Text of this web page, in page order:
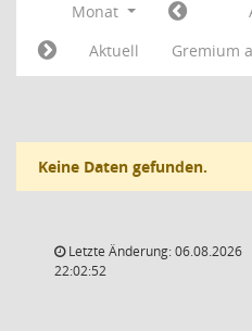
Monat
Aktuell
Gremium
Keine Daten gefunden.
Letzte Änderung: 06.08.2026
22:02:52